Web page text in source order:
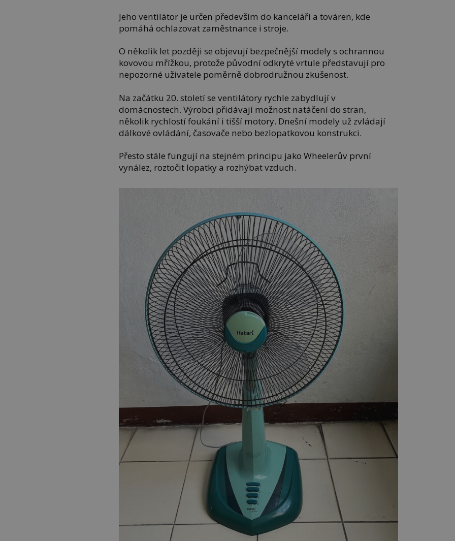
Jeho ventilátor je určen především do kanceláří a továren, kde
pomáhá ochlazovat zaměstnance i stroje.
O několik let později se objevují bezpečnější modely s ochrannou
kovovou mřížkou, protože původní odkryté vrtule představují pro
nepozorné uživatele poměrně dobrodružnou zkušenost.
Na začátku 20. století se ventilátory rychle zabydlují v
domácnostech. Výrobci přidávají možnost natáčení do stran,
několik rychlostí foukání i tišší motory. Dnešní modely už zvládají
dálkové ovládání, časovače nebo bezlopatkovou konstrukci.
Přesto stále fungují na stejném principu jako Wheelerův první
vynález, roztočit lopatky a rozhýbat vzduch.